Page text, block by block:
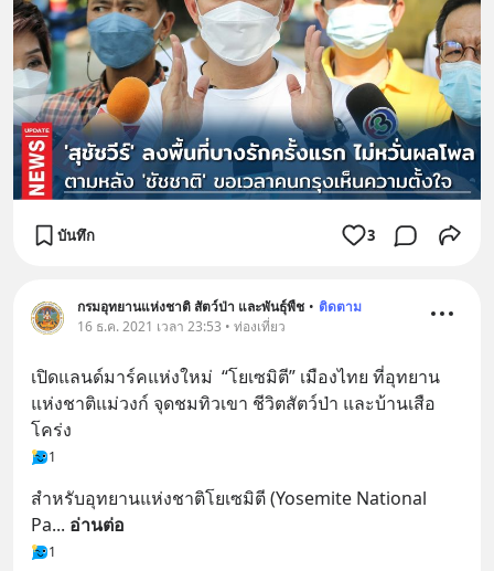
บันทึก 3
กรมอุทยานแห่งชาติ สัตว์ป่า และพันธุ์พืช • ติดตาม
16 ธ.ค. 2021 เวลา 23:53 • ท่องเที่ยว
เปิดแลนด์มาร์คแห่งใหม่  “โยเซมิตี” เมืองไทย ที่อุทยาน
แห่งชาติแม่วงก์ จุดชมทิวเขา ชีวิตสัตว์ป่า และบ้านเสือ
โคร่ง
1
สำหรับอุทยานแห่งชาติโยเซมิตี (Yosemite National
Pa... อ่านต่อ
1